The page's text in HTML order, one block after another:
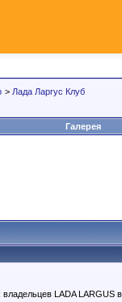
> Лада Ларгус Клуб
Галерея
LADA LARGUS